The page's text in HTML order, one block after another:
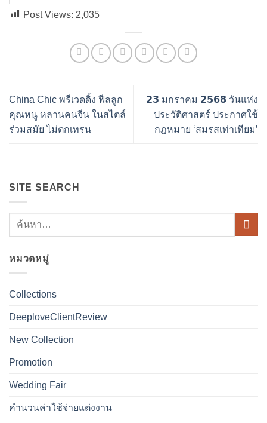
Post Views: 2,035
China Chic พรีเวดดิ้ง ฟีลลูก
คุณหนู หลานคนจีน ในสไตล์
ร่วมสมัย ไม่ตกเทรน
𝟮𝟯 มกราคม 𝟮𝟱𝟲𝟴 วันแห่ง
ประวัติศาสตร์ ประกาศใช้
กฎหมาย ‘สมรสเท่าเทียม’
SITE SEARCH
หมวดหมู่
Collections
DeeploveClientReview
New Collection
Promotion
Wedding Fair
คำนวนค่าใช้จ่ายแต่งงาน